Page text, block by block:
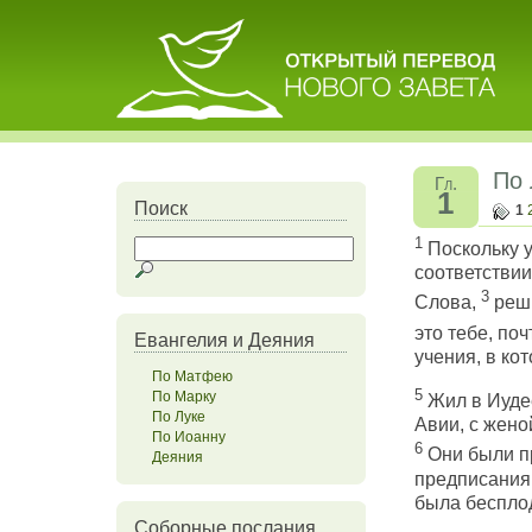
Поиск
Евангелия и Деяния
По Матфею
По Марку
По Луке
По Иоанну
Деяния
Соборные послания
Гл.
1
По
1
1Поскольку
Слова, 3
это тебе,
учения, в
5Жил в
Авии, с
6Они были
была